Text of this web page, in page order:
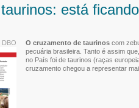
está
DBO O cruzamento de taurinos com
pecuária brasileira. Tanto é assim
no País foi de taurinos (raças
cruzamento chegou a representar